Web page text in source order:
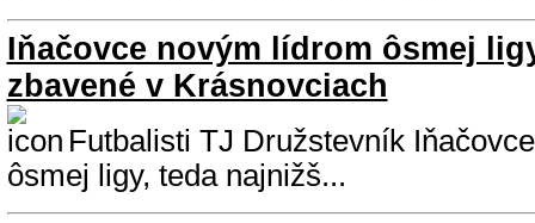
Iňačovce novým lídrom ôsmej
zbavené v Krásnovciach
Futbalisti TJ Družstevník
ôsmej ligy, teda najnižš...